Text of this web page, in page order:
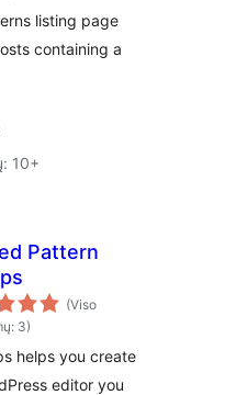
listing page
containing a
10+
Pattern
(Viso
3)
helps you create
editor you